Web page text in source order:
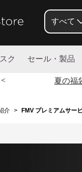
すべて
ク セール・製品
夏の福
<
介 > FMV プレミアムサー